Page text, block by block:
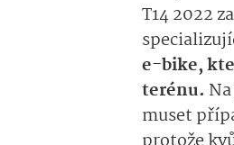
T14 2022
e-bike,
terénu.
muset